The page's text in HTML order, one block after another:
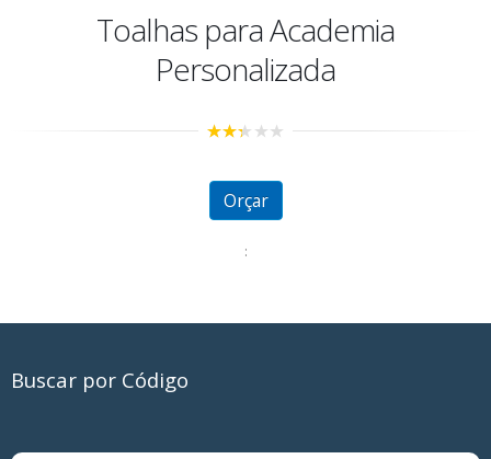
Toalhas para Academia
Personalizada
of 5
Orçar
:
Buscar por Código